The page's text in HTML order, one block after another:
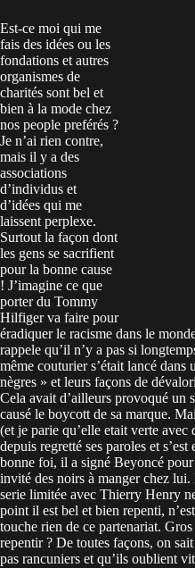
Est-ce moi qui me
fais des idées ou les
fondations et autres
organismes de
charités sont bel et
bien à la mode chez
nos people preférés ?
Je n’ai rien contre,
mais il y a des
associations
d’individus et
d’idées qui me
laissent perplexe.
Surtout la façon dont
les gens se sacrifient
pour la bonne cause
! J’imagine ce que
porter du Tommy
Hilfiger va faire pour
éradiquer le racisme dans le
rappele qu’il n’y a pas si
même couturier s’était lancé dans
nègres » et leurs façons de
Cela avait d’ailleurs provoqué un
causé le boycott de sa marque.
(et je parie qu’elle etait verte avec
depuis regretté ses paroles et
bonne foi, il a signé Beyoncé
invité des noirs à manger chez
serie limitée avec Thierry Henry
point il est bel et bien repenti,
touche rien de ce partenariat.
repentir ? De toutes façons, on
pas rancuniers et qu’ils oublient